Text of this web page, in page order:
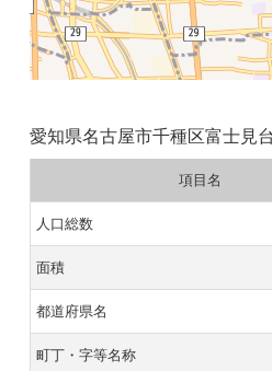
愛知県名古屋市千種区富士見
項目名
人口総数
面積
都道府県名
町丁・字等名称